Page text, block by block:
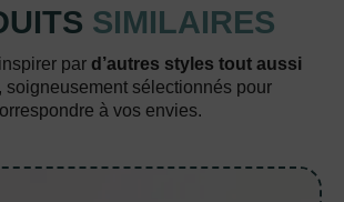
SIMILAIRES
par d’autres styles tout aussi
, soigneusement sélectionnés pour
à vos envies.